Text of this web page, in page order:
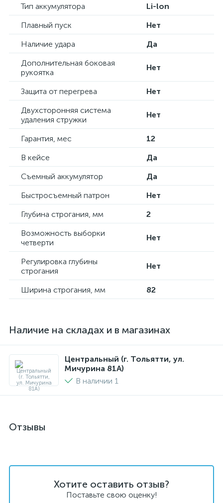
Тип аккумулятора
Li-lon
Плавный пуск
Нет
Наличие удара
Да
Дополнительная боковая
рукоятка
Нет
Защита от перегрева
Нет
Двухсторонняя система
удаления стружки
Нет
Гарантия, мес
12
В кейсе
Да
Съемный аккумулятор
Да
Быстросъемный патрон
Нет
Глубина строгания, мм
2
Возможность выборки
четверти
Нет
Регулировка глубины
строгания
Нет
Ширина строгания, мм 82
Наличие на складах и в магазинах
Центральный (г. Тольятти, ул.
Мичурина 81А)
В наличии 1
Отзывы
Хотите оставить отзыв?
Поставьте свою оценку!